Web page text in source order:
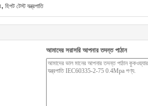
, হিপট টেস্ট যন্ত্রপাতি
আমাদের সরাসরি আপনার তদন্ত পাঠান